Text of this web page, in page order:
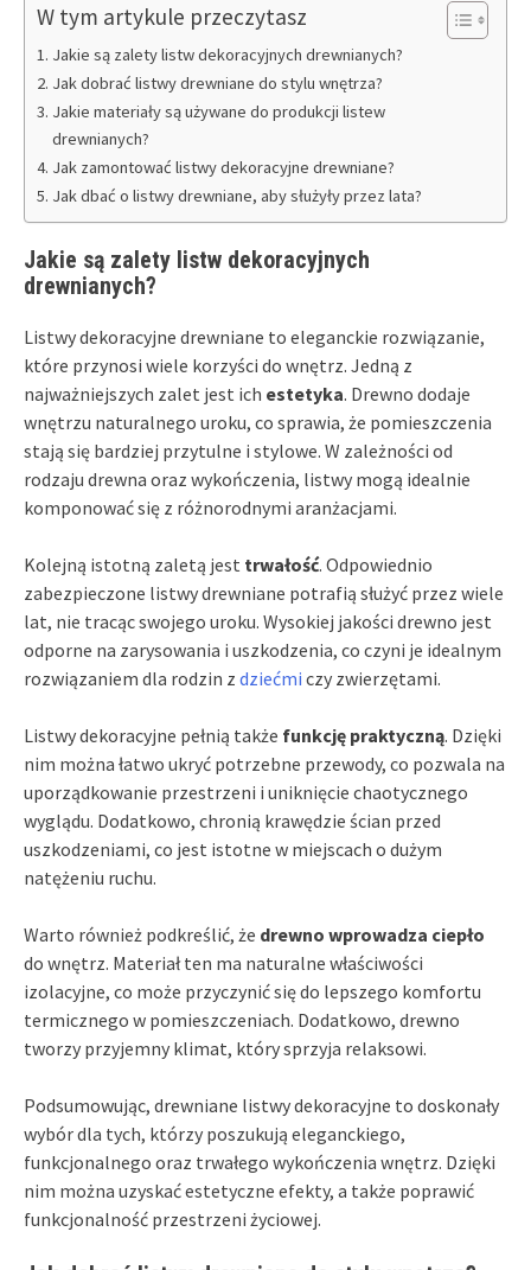
W tym artykule przeczytasz
Jakie są zalety listw dekoracyjnych drewnianych?
Jak dobrać listwy drewniane do stylu wnętrza?
Jakie materiały są używane do produkcji listew
drewnianych?
Jak zamontować listwy dekoracyjne drewniane?
Jak dbać o listwy drewniane, aby służyły przez lata?
Jakie są zalety listw dekoracyjnych
drewnianych?
Listwy dekoracyjne drewniane to eleganckie rozwiązanie,
które przynosi wiele korzyści do wnętrz. Jedną z
najważniejszych zalet jest ich estetyka. Drewno dodaje
wnętrzu naturalnego uroku, co sprawia, że pomieszczenia
stają się bardziej przytulne i stylowe. W zależności od
rodzaju drewna oraz wykończenia, listwy mogą idealnie
komponować się z różnorodnymi aranżacjami.
Kolejną istotną zaletą jest trwałość. Odpowiednio
zabezpieczone listwy drewniane potrafią służyć przez wiele
lat, nie tracąc swojego uroku. Wysokiej jakości drewno jest
odporne na zarysowania i uszkodzenia, co czyni je idealnym
rozwiązaniem dla rodzin z dziećmi czy zwierzętami.
Listwy dekoracyjne pełnią także funkcję praktyczną. Dzięki
nim można łatwo ukryć potrzebne przewody, co pozwala na
uporządkowanie przestrzeni i uniknięcie chaotycznego
wyglądu. Dodatkowo, chronią krawędzie ścian przed
uszkodzeniami, co jest istotne w miejscach o dużym
natężeniu ruchu.
Warto również podkreślić, że drewno wprowadza ciepło
do wnętrz. Materiał ten ma naturalne właściwości
izolacyjne, co może przyczynić się do lepszego komfortu
termicznego w pomieszczeniach. Dodatkowo, drewno
tworzy przyjemny klimat, który sprzyja relaksowi.
Podsumowując, drewniane listwy dekoracyjne to doskonały
wybór dla tych, którzy poszukują eleganckiego,
funkcjonalnego oraz trwałego wykończenia wnętrz. Dzięki
nim można uzyskać estetyczne efekty, a także poprawić
funkcjonalność przestrzeni życiowej.